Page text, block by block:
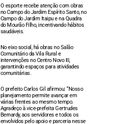
O esporte recebe atenção com obras
no Campo do Jardim Espírito Santo, no
Campo do Jardim Itaipu e na Quadra
do Mourão Filho, incentivando hábitos
saudáveis.
No eixo social, há obras no Salão
Comunitário da Vila Rural e
intervenções no Centro Novo III,
garantindo espaços para atividades
comunitárias.
O prefeito Carlos Gil afirmou: “Nosso
planejamento permite avançar em
várias frentes ao mesmo tempo.
Agradeço à vice-prefeita Gertrudes
Bernardy, aos servidores e todos os
envolvidos pelo apoio e parceria nesse